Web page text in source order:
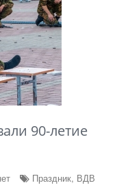
90-летие
Праздник, ВДВ